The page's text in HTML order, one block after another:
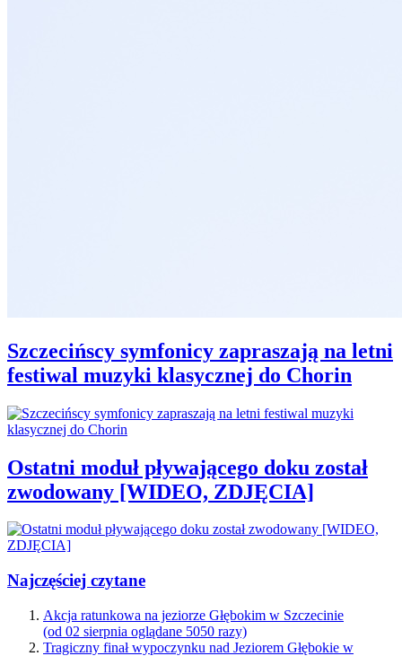
Szczecińscy symfonicy zapraszają na letni
festiwal muzyki klasycznej do Chorin
Ostatni moduł pływającego doku został
zwodowany [WIDEO, ZDJĘCIA]
Najczęściej czytane
Akcja ratunkowa na jeziorze Głębokim w Szczecinie
(od 02 sierpnia oglądane 5050 razy)
Tragiczny finał wypoczynku nad Jeziorem Głębokie w